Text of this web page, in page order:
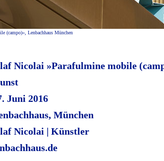
(campo)«, Lenbachhaus München
Nicolai »Parafulmine mobile
Juni 2016
München
Nicolai | Künstler